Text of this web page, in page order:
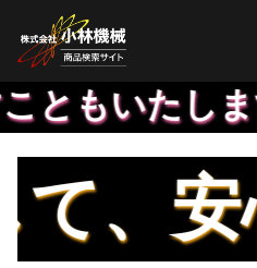
たします
安